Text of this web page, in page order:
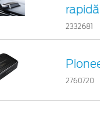
2332681
2760720